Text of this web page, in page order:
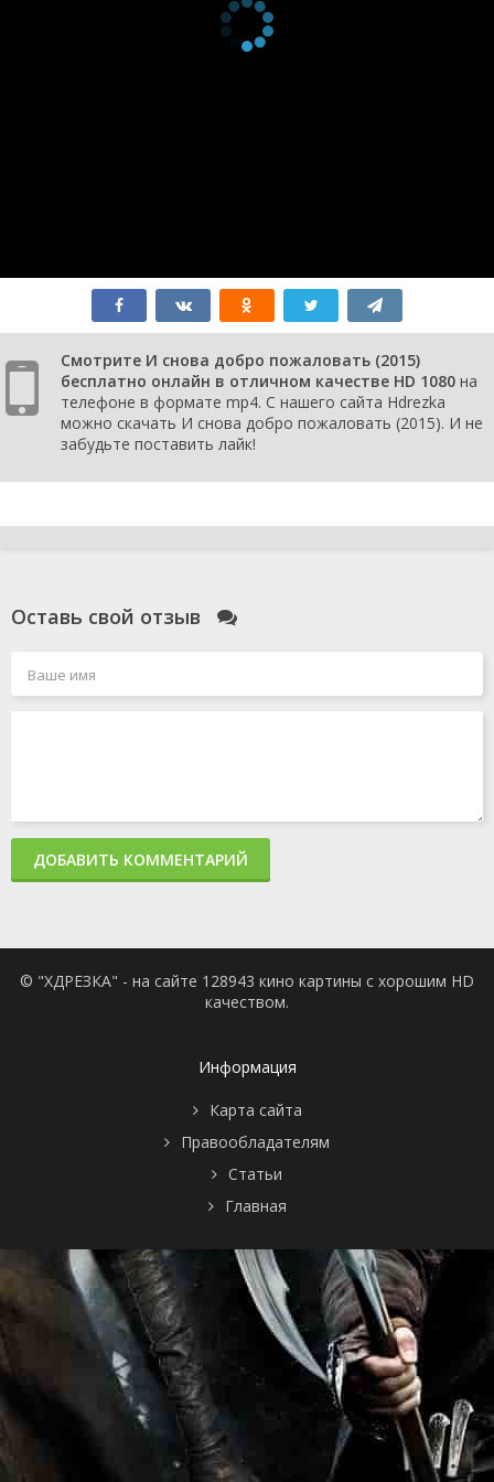
Смотрите И снова добро пожаловать (2015)
бесплатно онлайн в отличном качестве HD 1080 на
телефоне в формате mp4. С нашего сайта Hdrezka
можно скачать И снова добро пожаловать (2015). И не
забудьте поставить лайк!
Оставь свой отзыв
ДОБАВИТЬ КОММЕНТАРИЙ
© "ХДРЕЗКА" - на сайте 128943 кино картины с хорошим HD
качеством.
Информация
Карта сайта
Правообладателям
Статьи
Главная